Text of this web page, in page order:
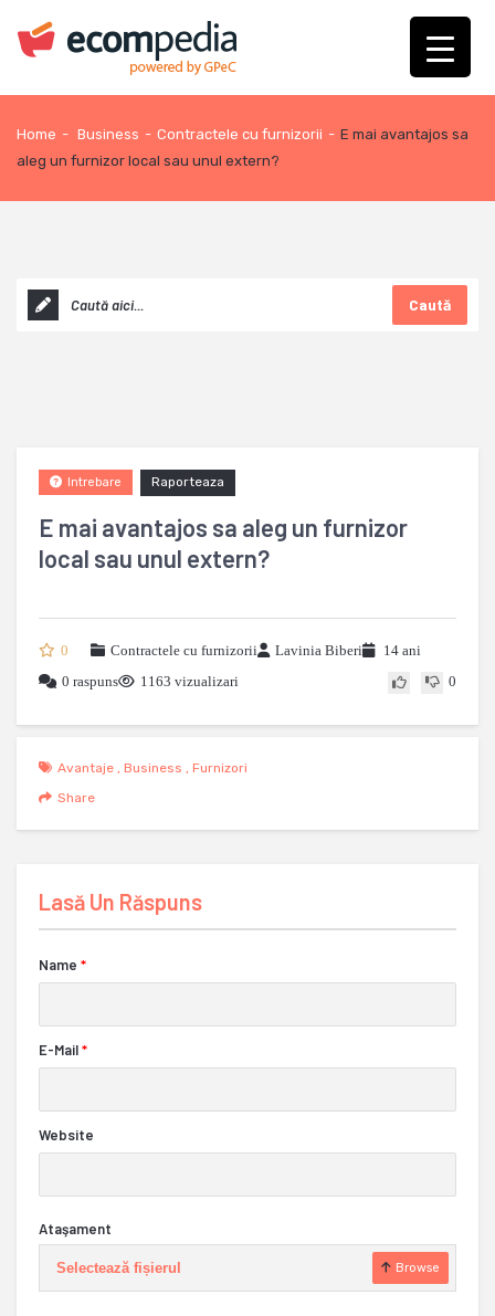
Home - Business - Contractele cu furnizorii - E mai avantajos sa
aleg un furnizor local sau unul extern?
Caută
E mai avantajos sa aleg un furnizor
local sau unul extern?
Raporteaza
Intrebare
0 Contractele cu furnizorii Lavinia Biberi
14 ani
0 raspuns
1163 vizualizari 0
Avantaje , Business , Furnizori
Share
Lasă Un Răspuns
Name *
E-Mail*
Website
Ataşament
Selectează fișierul Browse